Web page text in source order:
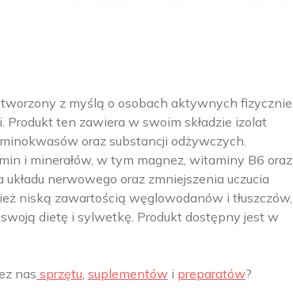
z myślą o osobach aktywnych fizycznie,
ten zawiera w swoim składzie izolat
oraz substancji odżywczych.
i minerałów, w tym magnez, witaminy B6 oraz
nerwowego oraz zmniejszenia uczucia
niską zawartością węglowodanów i tłuszczów,
dietę i sylwetkę. Produkt dostępny jest w
nas sprzętu suplementów i preparatów?